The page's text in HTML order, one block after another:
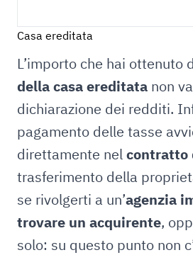
Casa ereditata
L’importo che hai ottenuto
della casa ereditata non
dichiarazione dei redditi.
pagamento delle tasse
direttamente nelcontratto
trasferimento della
se rivolgerti a un’agenzia
trovare un acquirente,
solo: su questo punto non